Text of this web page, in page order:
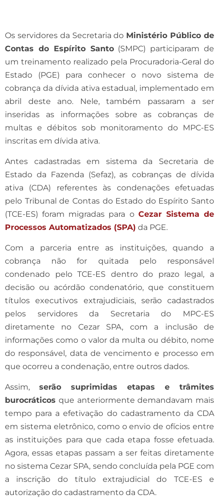
Os servidores da Secretaria do Ministério Público de
Contas do Espírito Santo(SMPC) participaram de
um treinamento realizado pela Procuradoria-Geral do
Estado (PGE) para conhecer o novo sistema de
cobrança da dívida ativa estadual, implementado em
abril deste ano. Nele, também passaram a ser
inseridas as informações sobre as cobranças de
multas e débitos sob monitoramento do MPC-ES
inscritas em dívida ativa.
Antes cadastradas em sistema da Secretaria de
Estado da Fazenda (Sefaz), as cobranças de dívida
ativa (CDA) referentes às condenações efetuadas
pelo Tribunal de Contas do Estado do Espírito Santo
(TCE-ES) foram migradas para o Cezar Sistema de
Processos Automatizados (SPA) da PGE.
Com a parceria entre as instituições, quando a
cobrança não for quitada pelo responsável
condenado pelo TCE-ES dentro do prazo legal, a
decisão ou acórdão condenatório, que constituem
títulos executivos extrajudiciais, serão cadastrados
pelos servidores da Secretaria do MPC-ES
diretamente no Cezar SPA, com a inclusão de
informações como o valor da multa ou débito, nome
do responsável, data de vencimento e processo em
que ocorreu a condenação, entre outros dados.
Assim, serão suprimidas etapas e trâmites
burocráticos que anteriormente demandavam mais
tempo para a efetivação do cadastramento da CDA
em sistema eletrônico, como o envio de ofícios entre
as instituições para que cada etapa fosse efetuada.
Agora, essas etapas passam a ser feitas diretamente
no sistema Cezar SPA, sendo concluída pela PGE com
a inscrição do título extrajudicial do TCE-ES e
autorização do cadastramento da CDA.